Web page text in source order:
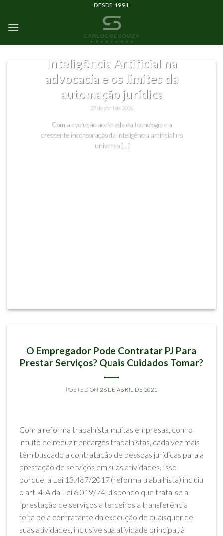
DESDE 1991
Inteligência Artificial na
advocacia e os limites da
automação jurídica
27 de abril de 2026
Com a evolução acelerada da tecnologia e a
crescente incorporação da inteligência artificial no
universo [...]
O Empregador Pode Contratar PJ Para
Prestar Serviços? Quais Cuidados Tomar?
POSTED ON 26 DE ABRIL DE 2021
Com a reforma trabalhista, muitas empresas, com o
intuito de reduzir encargos trabalhistas, cada vez mais
têm buscado a contratação de pessoas jurídicas para a
prestação de serviços em suas atividades. Isso
porque, a Lei 13.467/2017 (reforma trabalhista) incluiu
o art. 4-A da Lei 6.019/74, dispondo que trata-se a
“prestação de serviços a terceiros a transferência
feita pela contratante da execução de quaisquer de
suas atividades, inclusive sua atividade principal, à